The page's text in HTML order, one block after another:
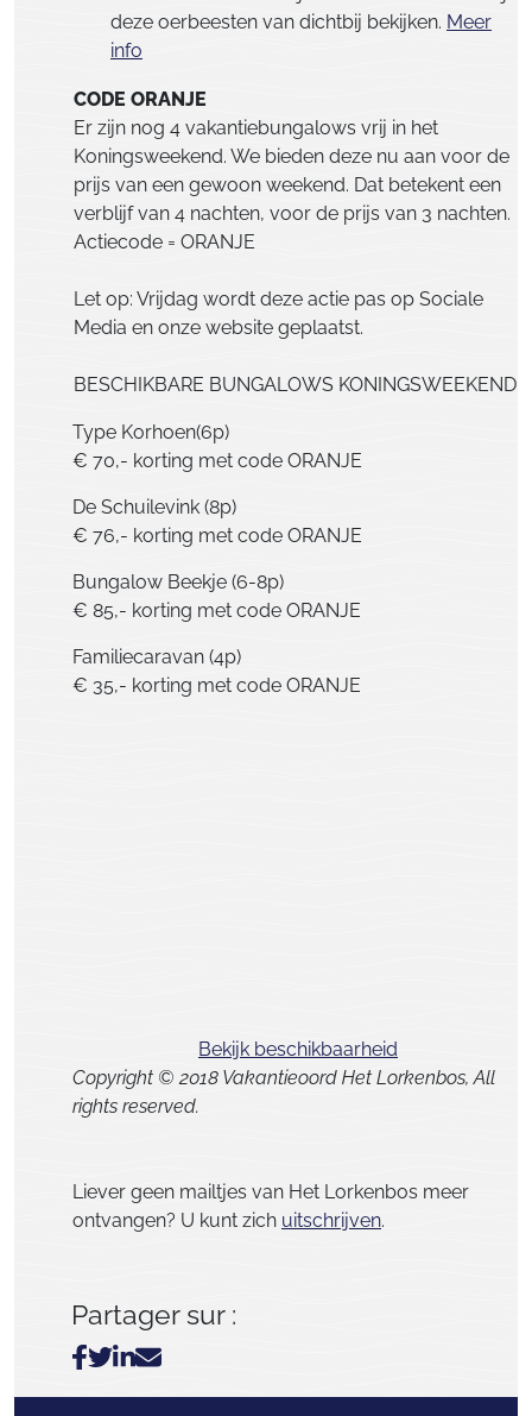
deze oerbeesten van dichtbij bekijken. Meer
info
CODE ORANJE
Er zijn nog 4 vakantiebungalows vrij in het
Koningsweekend. We bieden deze nu aan voor de
prijs van een gewoon weekend. Dat betekent een
verblijf van 4 nachten, voor de prijs van 3 nachten.
Actiecode = ORANJE
Let op: Vrijdag wordt deze actie pas op Sociale
Media en onze website geplaatst.
BESCHIKBARE BUNGALOWS KONINGSWEEKEND:
Type Korhoen(6p)
€ 70,- korting met code ORANJE
De Schuilevink (8p)
€ 76,- korting met code ORANJE
Bungalow Beekje (6-8p)
€ 85,- korting met code ORANJE
Familiecaravan (4p)
€ 35,- korting met code ORANJE
Bekijk beschikbaarheid
Copyright © 2018 Vakantieoord Het Lorkenbos, All
rights reserved.
Liever geen mailtjes van Het Lorkenbos meer
ontvangen? U kunt zich uitschrijven.
Partager sur :